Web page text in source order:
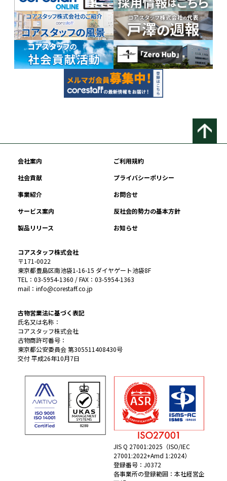
会社案内
ご利用規約
社会貢献
プライバシーポリシー
事業紹介
お問合せ
サービス案内
反社会的勢力の基本方針
製品リリース
お知らせ
コアスタッフ株式会社
〒171-0022
東京都豊島区南池袋1-16-15 ダイヤゲート池袋8F
TEL：03-5954-1360 / FAX：03-5954-1363
mail：info@corestaff.co.jp
古物営業法に基づく表記
氏名又は名称：
コアスタッフ株式会社
古物商許可番号：
東京都公安委員会 第305511408430号
交付 平成26年10月7日
JIS Q 27001:2025（ISO/IEC
27001:2022+Amd 1:2024）
登録番号：J0372
各事業所の登録範囲：本社経営企